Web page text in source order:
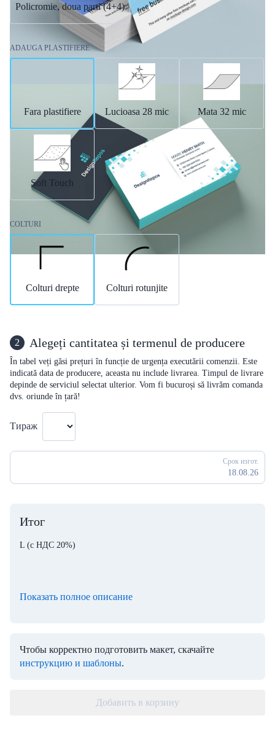
Policromie, doua parti (4+4)
ADAUGA PLASTIFIERE
Fara plastifiere Lucioasa 28 mic Mata 32 mic
Soft Touch
COLTURI
Colturi drepte Colturi rotunjite
2 Alegeți cantitatea și termenul de producere
În tabel veți găsi prețuri în funcție de urgența executării comenzii. Este
indicată data de producere, aceasta nu include livrarea. Timpul de livrare
depinde de serviciul selectat ulterior. Vom fi bucuroși să livrăm comanda
dvs. oriunde în țară!
Тираж
Срок изгот.
18.08.26
Итог
L (с НДС 20%)
Показать полное описание
Чтобы корректно подготовить макет, скачайте
инструкцию и шаблоны.
Добавить в корзину